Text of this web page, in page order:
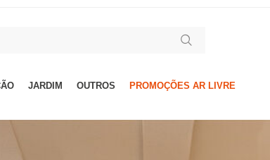
JARDIM OUTROS PROMOÇÕES AR LIVRE